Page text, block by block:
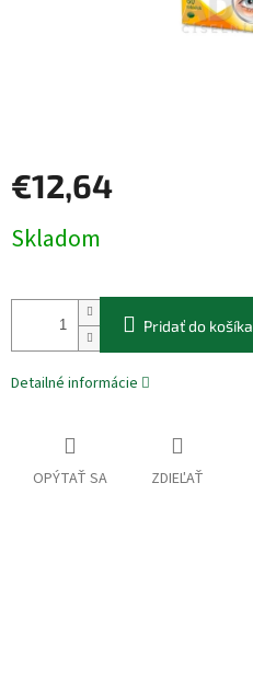
€12,64
cena:
Skladom
Pridať do košíka
Detailné informácie
OPÝTAŤ SA ZDIEĽAŤ